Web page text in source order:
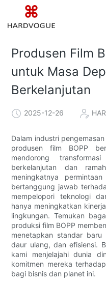
Produsen Film
untuk Masa
Berkelanjutan
2025-12-26
Dalam industri
produsen film BOPP
mendorong
berkelanjutan dan
meningkatnya
bertanggung jawab
mempelopori teknologi
hanya meningkatkan
lingkungan. Temukan
produksi film BOPP
menetapkan standar
daur ulang, dan efisiensi.
kami menjelajahi dunia
komitmen mereka
bagi bisnis dan planet ini.